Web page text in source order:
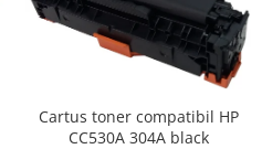
Cartus toner compatibil HP
CC530A 304A black